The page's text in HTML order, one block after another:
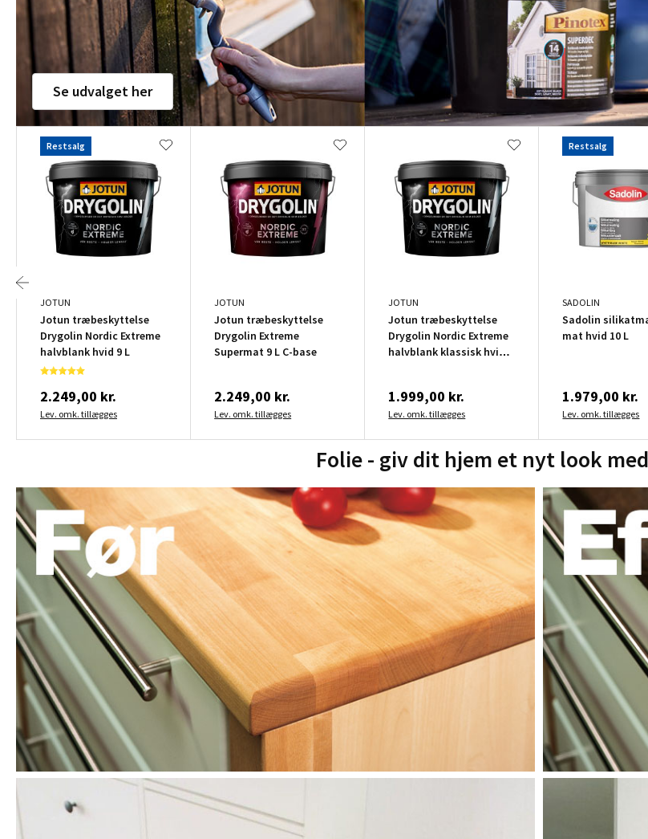
Se udvalget her
Restsalg
JOTUN
Jotun træbeskyttelse
Drygolin Nordic Extreme
halvblank hvid 9 L
2.249,00 kr.
Lev. omk. tillægges
JOTUN
Jotun træbeskyttelse
Drygolin Extreme
Supermat 9 L C-base
2.249,00 kr.
Lev. omk. tillægges
JOTUN
Jotun træbeskyttelse
Drygolin Nordic Extreme
halvblank klassisk hvid 9
1.999,00 kr.
Lev. omk. tillægges
Restsalg
SADOLIN
Sadolin
mat hvid 10 L
1.979,00 kr.
Lev. omk. tillægges
Folie - giv dit hjem et nyt look